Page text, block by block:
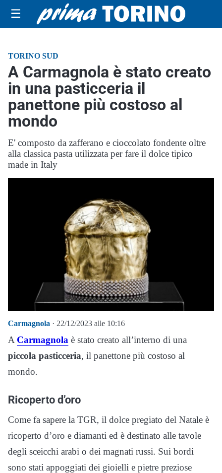
☰
TORINO SUD
A Carmagnola è stato creato
in una pasticceria il
panettone più costoso al
mondo
E' composto da zafferano e cioccolato fondente oltre
alla classica pasta utilizzata per fare il dolce tipico
made in Italy
Carmagnola · 22/12/2023 alle 10:16
A Carmagnola è stato creato all’interno di una
piccola pasticceria, il panettone più costoso al
mondo.
Ricoperto d’oro
Come fa sapere la TGR, il dolce pregiato del Natale è
ricoperto d’oro e diamanti ed è destinato alle tavole
degli sceicchi arabi o dei magnati russi. Sui bordi
sono stati appoggiati dei gioielli e pietre preziose